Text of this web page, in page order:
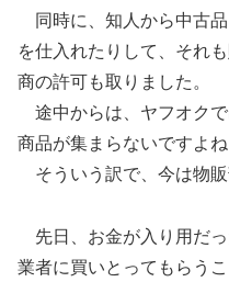
同時に、知人から中古
を仕入れたりして、それ
商の許可も取りました。
途中からは、ヤフオクで
商品が集まらないですよね
そういう訳で、今は物販
先日、お金が入り用だ
業者に買いとってもらう